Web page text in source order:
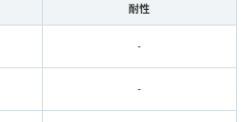
耐性
-
-